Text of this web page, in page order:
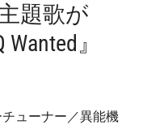
題歌が
』
ューナー／異能機